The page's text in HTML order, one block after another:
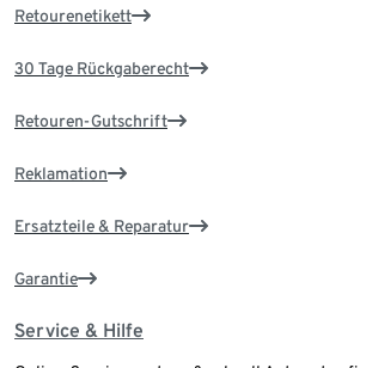
Retourenetikett
30 Tage Rückgaberecht
Retouren-Gutschrift
Reklamation
Ersatzteile & Reparatur
Garantie
Service & Hilfe